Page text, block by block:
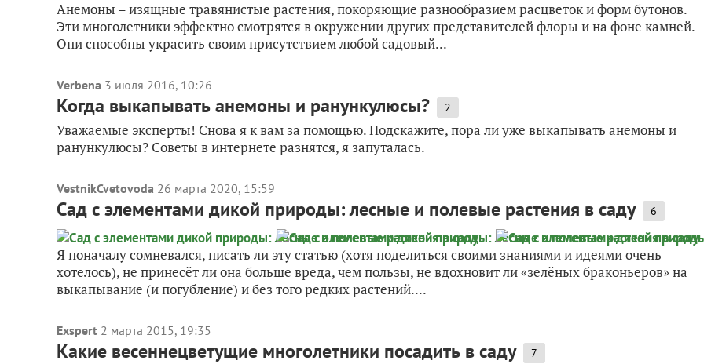
Анемоны – изящные травянистые растения, покоряющие разнообразием расцветок и форм бутонов.
Эти многолетники эффектно смотрятся в окружении других представителей флоры и на фоне камней.
Они способны украсить своим присутствием любой садовый...
Verbena 3 июля 2016, 10:26
Когда выкапывать анемоны и ранункулюсы? 2
Уважаемые эксперты! Снова я к вам за помощью. Подскажите, пора ли уже выкапывать анемоны и
ранункулюсы? Советы в интернете разнятся, я запуталась.
VestnikCvetovoda 26 марта 2020, 15:59
Сад с элементами дикой природы: лесные и полевые растения в саду 6
Я поначалу сомневался, писать ли эту статью (хотя поделиться своими знаниями и идеями очень
хотелось), не принесёт ли она больше вреда, чем пользы, не вдохновит ли «зелёных браконьеров» на
выкапывание (и погубление) и без того редких растений....
Exspert 2 марта 2015, 19:35
Какие весеннецветущие многолетники посадить в саду 7